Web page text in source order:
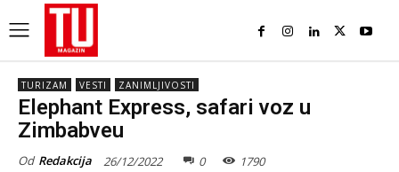
TURIZAM VESTI ZANIMLJIVOSTI
Elephant Express, safari voz u
Zimbabveu
Od Redakcija 26/12/2022 0 1790